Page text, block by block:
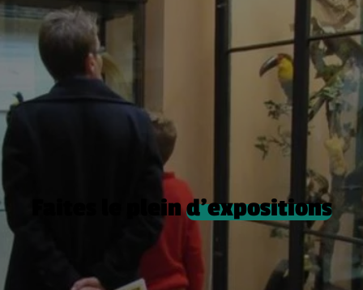
Faites le pleind’expositions